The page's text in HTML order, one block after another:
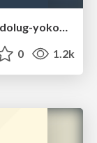
0 1.2k